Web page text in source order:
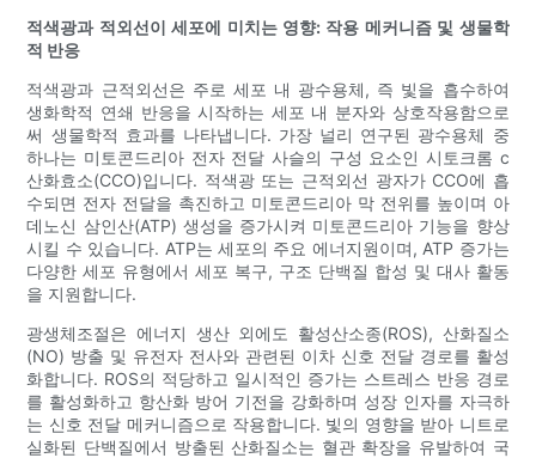
적색광과 적외선이 세포에 미치는 영향: 작용 메커니즘 및 생물학
적 반응
적색광과 근적외선은 주로 세포 내 광수용체, 즉 빛을 흡수하여
생화학적 연쇄 반응을 시작하는 세포 내 분자와 상호작용함으로
써 생물학적 효과를 나타냅니다. 가장 널리 연구된 광수용체 중
하나는 미토콘드리아 전자 전달 사슬의 구성 요소인 시토크롬 c
산화효소(CCO)입니다. 적색광 또는 근적외선 광자가 CCO에 흡
수되면 전자 전달을 촉진하고 미토콘드리아 막 전위를 높이며 아
데노신 삼인산(ATP) 생성을 증가시켜 미토콘드리아 기능을 향상
시킬 수 있습니다. ATP는 세포의 주요 에너지원이며, ATP 증가는
다양한 세포 유형에서 세포 복구, 구조 단백질 합성 및 대사 활동
을 지원합니다.
광생체조절은 에너지 생산 외에도 활성산소종(ROS), 산화질소
(NO) 방출 및 유전자 전사와 관련된 이차 신호 전달 경로를 활성
화합니다. ROS의 적당하고 일시적인 증가는 스트레스 반응 경로
를 활성화하고 항산화 방어 기전을 강화하며 성장 인자를 자극하
는 신호 전달 메커니즘으로 작용합니다. 빛의 영향을 받아 니트로
실화된 단백질에서 방출된 산화질소는 혈관 확장을 유발하여 국